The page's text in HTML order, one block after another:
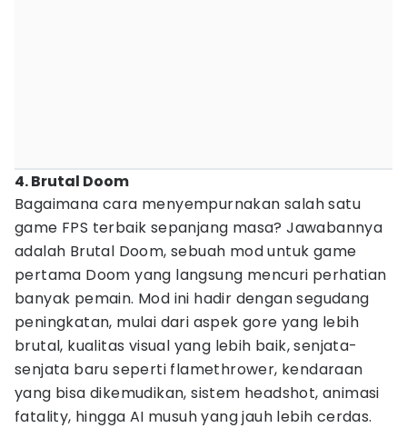
4. Brutal Doom
Bagaimana cara menyempurnakan salah satu
game FPS terbaik sepanjang masa? Jawabannya
adalah Brutal Doom, sebuah mod untuk game
pertama Doom yang langsung mencuri perhatian
banyak pemain. Mod ini hadir dengan segudang
peningkatan, mulai dari aspek gore yang lebih
brutal, kualitas visual yang lebih baik, senjata-
senjata baru seperti flamethrower, kendaraan
yang bisa dikemudikan, sistem headshot, animasi
fatality, hingga AI musuh yang jauh lebih cerdas.